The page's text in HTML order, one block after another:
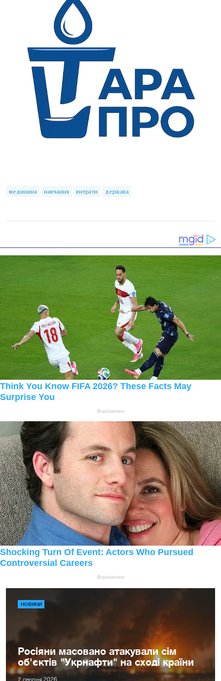
медицина навчання витрати держава
НОВИНИ
Росіяни масовано атакували сім
об'єктів "Укрнафти" на сході країни
7 серпня 2026